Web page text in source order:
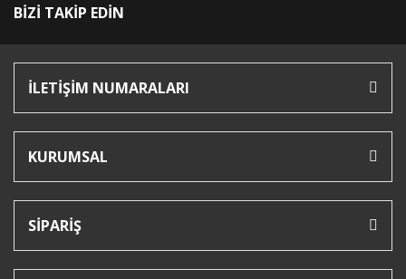
BİZİ TAKİP EDİN
İLETİŞİM NUMARALARI
KURUMSAL
SİPARİŞ